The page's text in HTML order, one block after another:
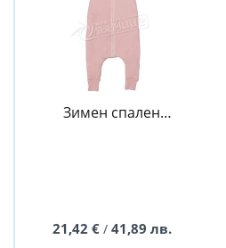
Зимен спален
21,42 €/ 41,89 лв.